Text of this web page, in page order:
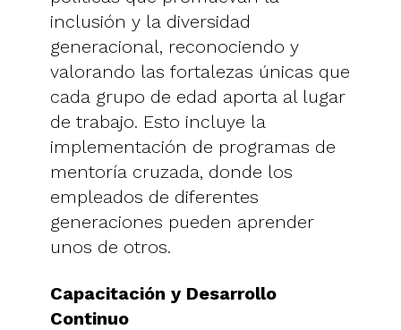
inclusión y la diversidad
generacional, reconociendo y
valorando las fortalezas únicas que
cada grupo de edad aporta al lugar
de trabajo. Esto incluye la
implementación de programas de
mentoría cruzada, donde los
empleados de diferentes
generaciones pueden aprender
unos de otros.
Capacitación y Desarrollo
Continuo